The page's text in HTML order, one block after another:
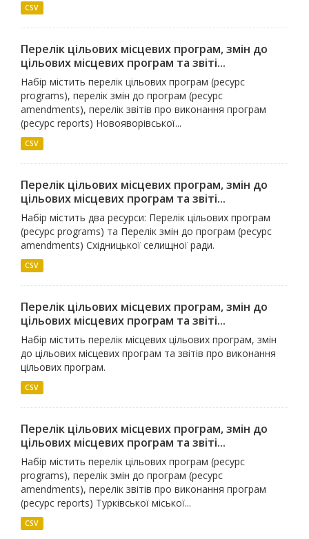
CSV
Перелік цільових місцевих програм, змін до
цільових місцевих програм та звіті...
Набір містить перелік цільових програм (ресурс
programs), перелік змін до програм (ресурс
amendments), перелік звітів про виконання програм
(ресурс reports) Новояворівської...
CSV
Перелік цільових місцевих програм, змін до
цільових місцевих програм та звіті...
Набір містить два ресурси: Перелік цільових програм
(ресурс programs) та Перелік змін до програм (ресурс
amendments) Східницької селищної ради.
CSV
Перелік цільових місцевих програм, змін до
цільових місцевих програм та звіті...
Набір містить перелік місцевих цільових програм, змін
до цільових місцевих програм та звітів про виконання
цільових програм.
CSV
Перелік цільових місцевих програм, змін до
цільових місцевих програм та звіті...
Набір містить перелік цільових програм (ресурс
programs), перелік змін до програм (ресурс
amendments), перелік звітів про виконання програм
(ресурс reports) Турківської міської...
CSV